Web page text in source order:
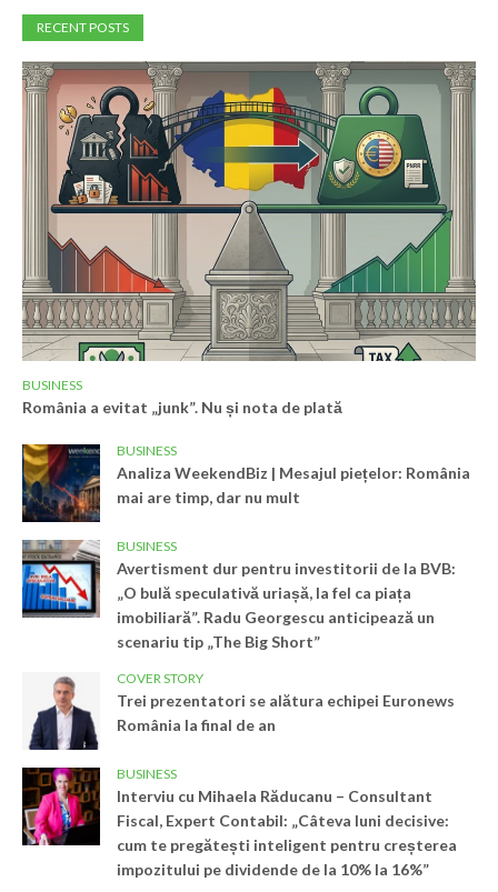
RECENT POSTS
BUSINESS
România a evitat „junk”. Nu și nota de plată
BUSINESS
Analiza WeekendBiz | Mesajul piețelor: România
mai are timp, dar nu mult
BUSINESS
Avertisment dur pentru investitorii de la BVB:
„O bulă speculativă uriașă, la fel ca piața
imobiliară”. Radu Georgescu anticipează un
scenariu tip „The Big Short”
COVER STORY
Trei prezentatori se alătura echipei Euronews
România la final de an
BUSINESS
Interviu cu Mihaela Răducanu – Consultant
Fiscal, Expert Contabil: „Câteva luni decisive:
cum te pregătești inteligent pentru creșterea
impozitului pe dividende de la 10% la 16%”